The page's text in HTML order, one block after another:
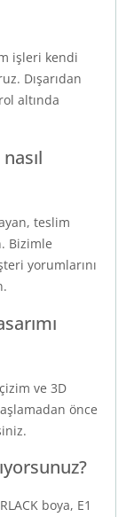
işleri kendi
Dışarıdan
altında
teslim
Bizimle
yorumlarını
ve 3D
önce
boya, E1